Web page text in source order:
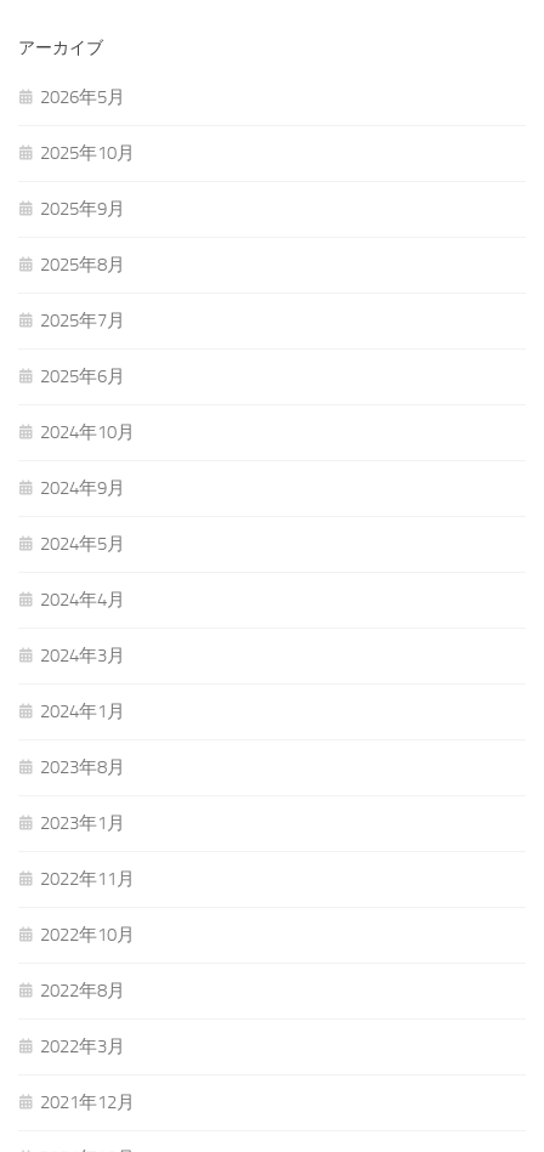
アーカイブ
2026年5月
2025年10月
2025年9月
2025年8月
2025年7月
2025年6月
2024年10月
2024年9月
2024年5月
2024年4月
2024年3月
2024年1月
2023年8月
2023年1月
2022年11月
2022年10月
2022年8月
2022年3月
2021年12月